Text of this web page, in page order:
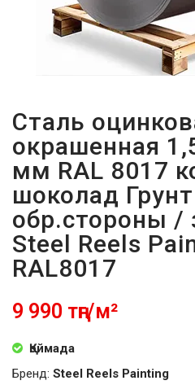
Сталь
окрашенная
мм RAL 8017
шоколад Грунт
обр.стороны /
Steel Reels
RAL8017
9 990 тңг/м²
Қоймада
Бренд: Steel Reels Painting